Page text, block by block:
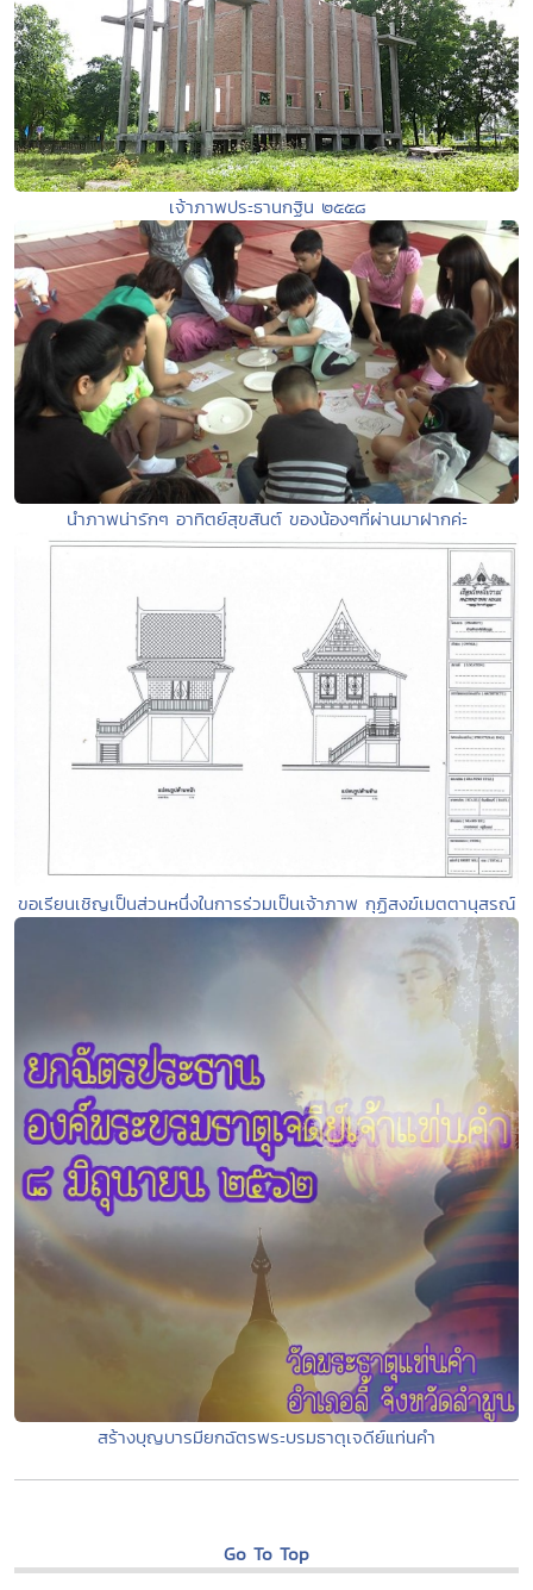
เจ้าภาพประธานกฐิน ๒๕๕๘
นำภาพน่ารักๆ อาทิตย์สุขสันต์ ของน้องๆที่ผ่านมาฝากค่ะ
ขอเรียนเชิญเป็นส่วนหนึ่งในการร่วมเป็นเจ้าภาพ กุฏิสงฆ์เมตตานุสรณ์
สร้างบุญบารมียกฉัตรพระบรมธาตุเจดีย์แท่นคำ
Go To Top